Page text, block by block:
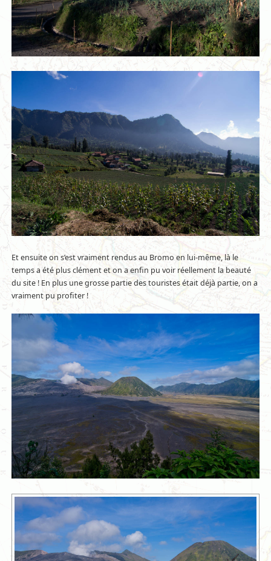
Et ensuite on s’est vraiment rendus au Bromo en lui-même, là le
temps a été plus clément et on a enfin pu voir réellement la beauté
du site ! En plus une grosse partie des touristes était déjà partie, on a
vraiment pu profiter !